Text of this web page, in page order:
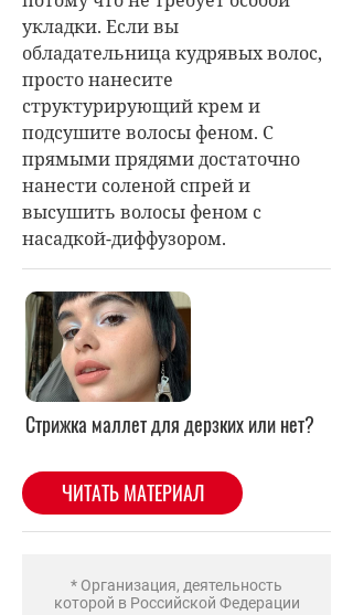
укладки. Если вы
обладательница кудрявых волос,
просто нанесите
структурирующий крем и
подсушите волосы феном. С
прямыми прядями достаточно
нанести соленой спрей и
высушить волосы феном с
насадкой-диффузором.
Стрижка маллет для дерзких или нет?
ЧИТАТЬ МАТЕРИАЛ
* Организация, деятельность
которой в Российской Федерации